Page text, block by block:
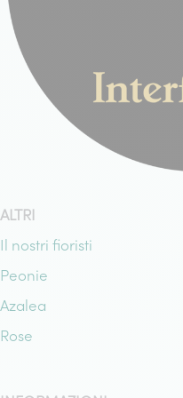
ALTRI
Il nostri fioristi
Peonie
Azalea
Rose